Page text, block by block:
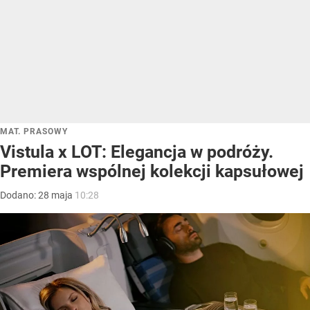
MAT. PRASOWY
Vistula x LOT: Elegancja w podróży.
Premiera wspólnej kolekcji kapsułowej
Dodano:28 maja 10:28